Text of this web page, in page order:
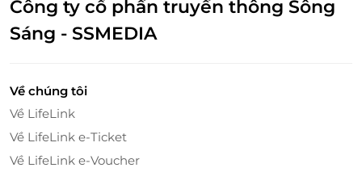
Công ty cổ phần truyền thông Sông
Sáng - SSMEDIA
Về chúng tôi
Về LifeLink
Về LifeLink e-Ticket
Về LifeLink e-Voucher